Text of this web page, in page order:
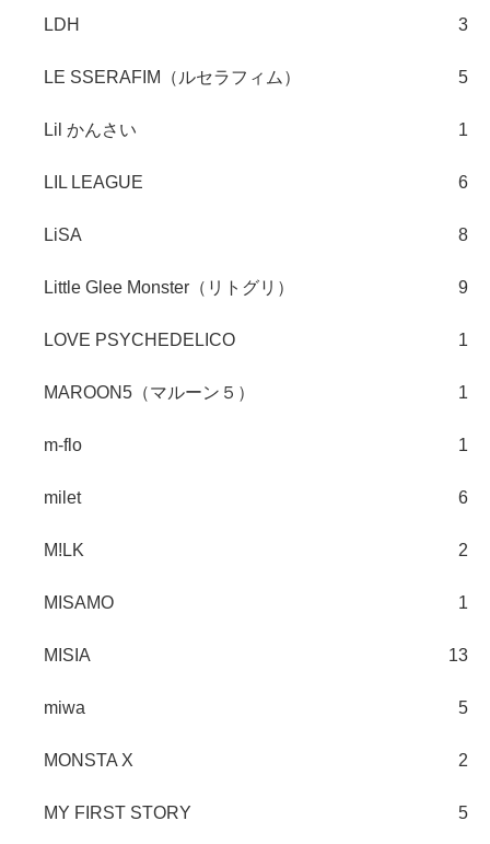
LDH 3
LE SSERAFIM（ルセラフィム） 5
Lil かんさい 1
LIL LEAGUE 6
LiSA 8
Little Glee Monster（リトグリ） 9
LOVE PSYCHEDELICO 1
MAROON5（マルーン５） 1
m-flo 1
milet 6
M!LK 2
MISAMO 1
MISIA 13
miwa 5
MONSTA X 2
MY FIRST STORY 5